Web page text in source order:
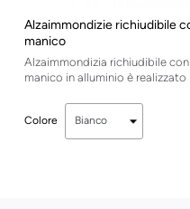
Alzaimmondizie richiudibile
manico
Alzaimmondizia richiudibile con
manico in alluminio è realizzato
Colore